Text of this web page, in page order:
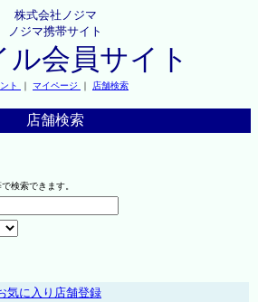
株式会社ノジマ
ノジマ携帯サイト
ル会員サイト
ト ｜ マイページ ｜ 店舗検索
店舗検索
検索できます。
気に入り店舗登録